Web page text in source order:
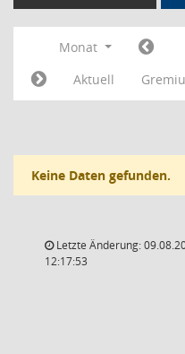
Monat
Aktuell
Keine Daten gefunden.
Letzte Änderung:
12:17:53